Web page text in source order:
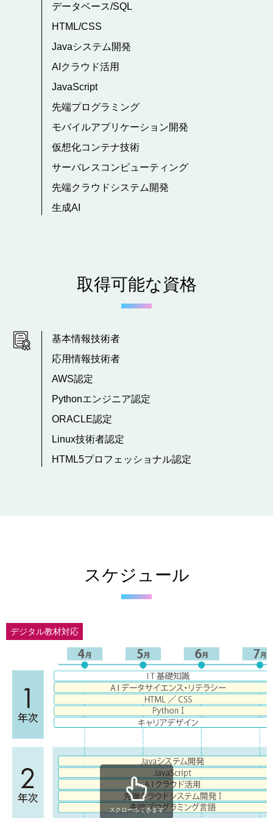
データベース/SQL
HTML/CSS
Javaシステム開発
AIクラウド活用
JavaScript
先端プログラミング
モバイルアプリケーション開発
仮想化コンテナ技術
サーバレスコンピューティング
先端クラウドシステム開発
生成AI
取得可能な資格
基本情報技術者
応用情報技術者
AWS認定
Pythonエンジニア認定
ORACLE認定
Linux技術者認定
HTML5プロフェッショナル認定
スケジュール
デジタル教材対応
スクロールできます